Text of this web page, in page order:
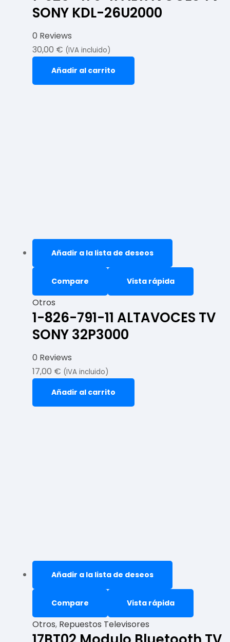
SONY KDL-26U2000
0 Reviews
30,00 € (IVA incluido)
Añadir al carrito
Añadir a la lista de deseos
Compare Vista rápida
Otros
1-826-791-11 ALTAVOCES TV
SONY 32P3000
0 Reviews
17,00 € (IVA incluido)
Añadir al carrito
Añadir a la lista de deseos
Compare Vista rápida
Otros, Repuestos Televisores